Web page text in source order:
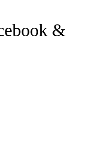
&